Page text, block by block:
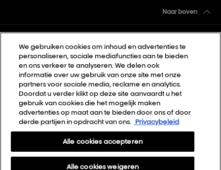
Naar boven
Kies je land
Sitemap
Algemene voorwaarden
Privacybeleid
Cookie Settings
Over Ons
Nieuwsbrief
We gebruiken cookies om inhoud en advertenties te
personaliseren, sociale mediafuncties aan te bieden
en ons verkeer te analyseren. We delen ook
informatie over uw gebruik van onze site met onze
partners voor sociale media, reclame en analytics.
Doordat u verder klikt op deze site aanvaardt u het
gebruik van cookies die het mogelijk maken
advertenties op maat aan te bieden door ons of door
derde partijen in opdracht van ons.
Privacybeleid
Alle cookies weigeren
Alle cookies accepteren